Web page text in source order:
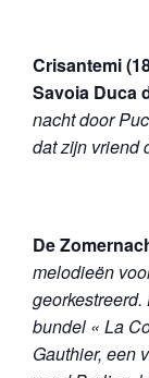
Crisantemi
Savoia Duca
nacht door
dat zijn vriend
De
melodieën
georkestreerd.
bundel « La
Gauthier, een